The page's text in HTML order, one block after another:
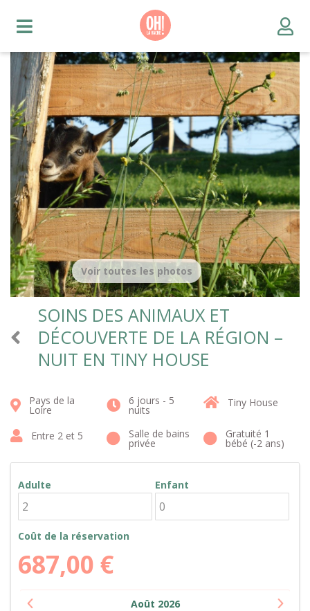
SOINS DES ANIMAUX ET
DÉCOUVERTE DE LA RÉGION –
NUIT EN TINY HOUSE
Voir toutes les photos
Pays de la
Loire
6 jours - 5
nuits
Tiny House
Entre 2 et 5 Salle de bains
privée
Gratuité 1
bébé (-2 ans)
Adulte Enfant
Coût de la réservation
687,00 €
Août 2026